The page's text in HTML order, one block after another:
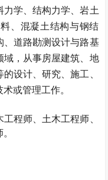
学、结构力学、岩土
、混凝土结构与钢结
、道路勘测设计与路基
域，从事房屋建筑、地
设计、研究、施工、
或管理工作。
工程师 土木工程师
。